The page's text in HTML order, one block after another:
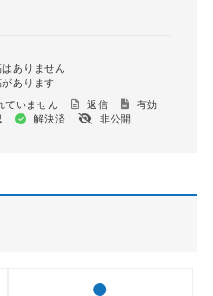
ありません
あります
ていません 返信
有効
解決済
非公開